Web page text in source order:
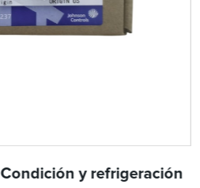
y refrigeración